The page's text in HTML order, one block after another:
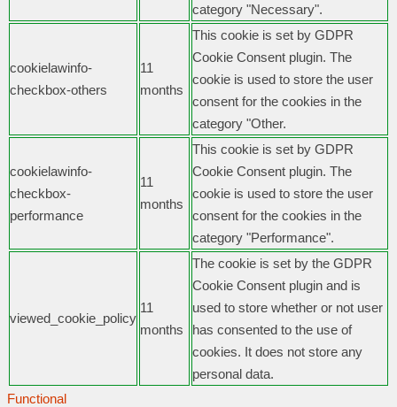
category "Necessary".
cookielawinfo-
checkbox-others
11
months
This cookie is set by GDPR
Cookie Consent plugin. The
cookie is used to store the user
consent for the cookies in the
category "Other.
cookielawinfo-
checkbox-
performance
11
months
This cookie is set by GDPR
Cookie Consent plugin. The
cookie is used to store the user
consent for the cookies in the
category "Performance".
viewed_cookie_policy
11
months
The cookie is set by the GDPR
Cookie Consent plugin and is
used to store whether or not user
has consented to the use of
cookies. It does not store any
personal data.
Functional